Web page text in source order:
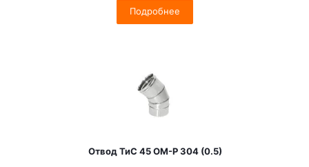
Подробнее
Отвод ТиС 45 OM-Р 304 (0.5)